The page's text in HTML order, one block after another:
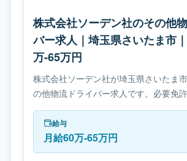
株式会社ソーデン社のその他
バー求人｜埼玉県さいたま市
万-65万円
株式会社ソーデン社が埼玉県さいたま
の他物流ドライバー求人です。必要免
制度ありです。
給与
月給60万-65万円